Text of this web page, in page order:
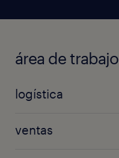
área de trabajo
logística
ventas